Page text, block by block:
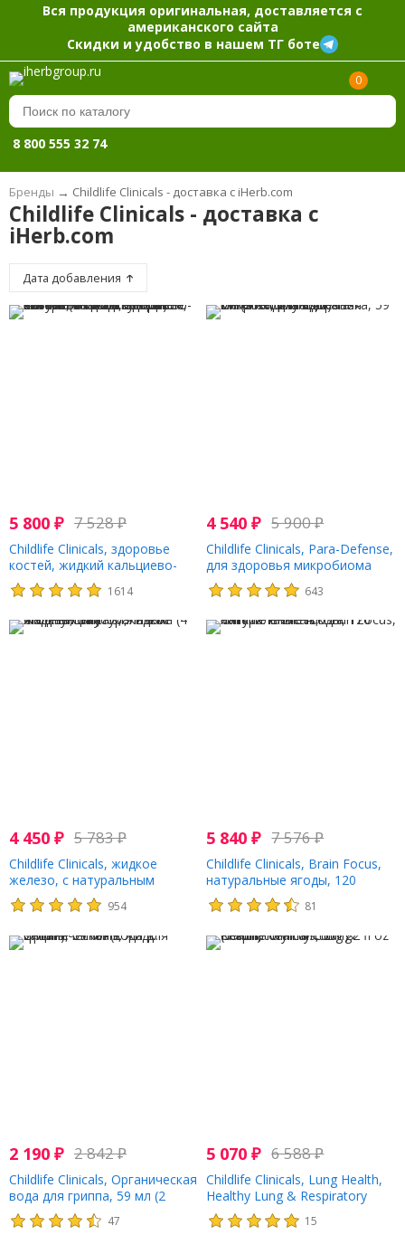
Вся продукция оригинальная, доставляется с
американского сайта
Скидки и удобство в нашем ТГ боте
0
8 800 555 32 74
Бренды → Childlife Clinicals - доставка с iHerb.com
Childlife Clinicals - доставка с
iHerb.com
Дата добавления
5 800 ₽ 7 528₽
Childlife Clinicals, здоровье
костей, жидкий кальциево-
магниевый состав с
витаминами D3 и K2 и
мл (16 жидк. унций)
1614
4 540₽ 5 900₽
Childlife Clinicals, Para-Defense,
для здоровья микробиома
кишечника, 59 мл (2 жидк.
унции)
643
4 450 ₽ 5 783₽
Childlife Clinicals, жидкое
железо, с натуральным
ягодным вкусом, 118 мл (4
жидк. унции)
954
5 840₽ 7 576₽
Childlife Clinicals, Brain Focus,
натуральные ягоды, 120
мягких таблеток
81
2 190 ₽ 2 842₽
Childlife Clinicals, Органическая
вода для гриппа, 59 мл (2
жидк. Унции)
47
5 070₽ 6 588₽
Childlife Clinicals, Lung Health,
Healthy Lung & Respiratory
Function , 2 fl oz (59 ml)
15